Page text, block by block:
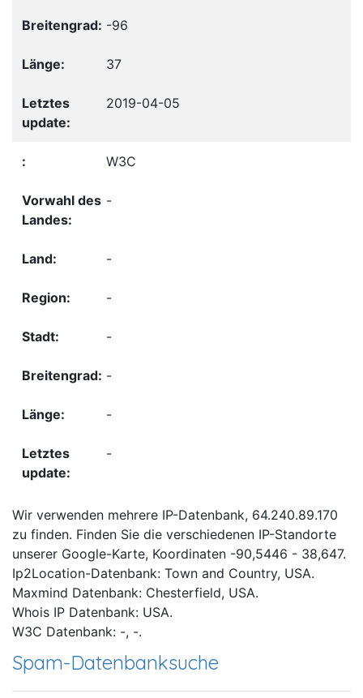
-96
37
2019-04-05
W3C
-
-
-
-
-
-
-
Wir verwenden mehrere IP-Datenbank, 64.240.89.170
zu finden. Finden Sie die verschiedenen IP-Standorte
unserer Google-Karte, Koordinaten -90,5446 - 38,647.
Ip2Location-Datenbank: Town and Country, USA.
Maxmind Datenbank: Chesterfield, USA.
Whois IP Datenbank: USA.
W3C Datenbank: -, -.
Spam-Datenbanksuche